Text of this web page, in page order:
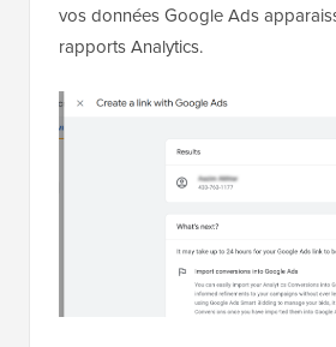
vos données Google Ads
rapports Analytics.